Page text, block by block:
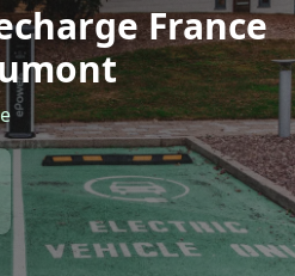
à la liste des métiers
- Service proposé parViteUnDevis.com-Vous
France